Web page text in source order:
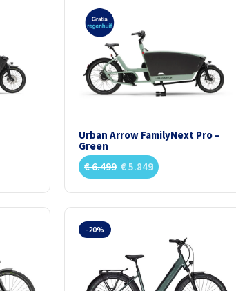
Urban Arrow FamilyNext Pro –
Green
€6.499 €5.849
-20%